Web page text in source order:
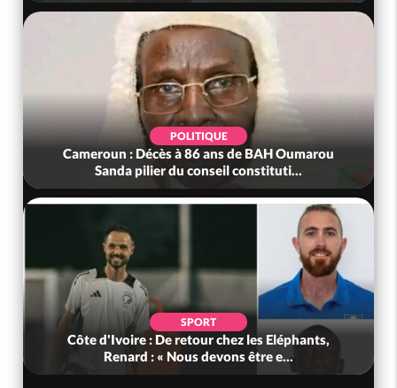
POLITIQUE
Cameroun : Décès à 86 ans de BAH Oumarou
Sanda pilier du conseil constituti...
SPORT
Côte d'Ivoire : De retour chez les Eléphants,
Renard : « Nous devons être e...